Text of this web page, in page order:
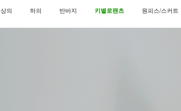
상의 하의 반바지 키별로팬츠 원피스/스커트